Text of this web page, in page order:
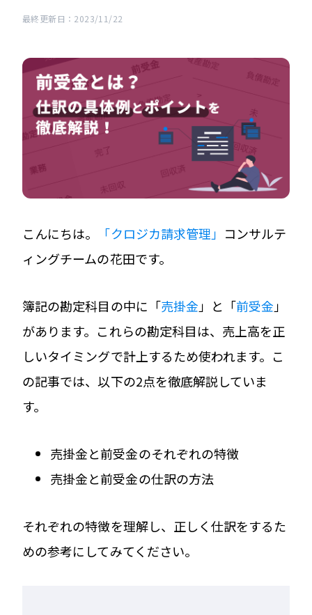
最終更新日：2023/11/22
こんにちは。 「クロジカ請求管理」 コンサルテ
ィングチームの花田です。
簿記の勘定科目の中に「売掛金 」と「前受金 」
があります。これらの勘定科目は、売上高を正
しいタイミングで計上するため使われます。こ
の記事では、以下の2点を徹底解説していま
す。
売掛金と前受金のそれぞれの特徴
売掛金と前受金の仕訳の方法
それぞれの特徴を理解し、正しく仕訳をするた
めの参考にしてみてください。